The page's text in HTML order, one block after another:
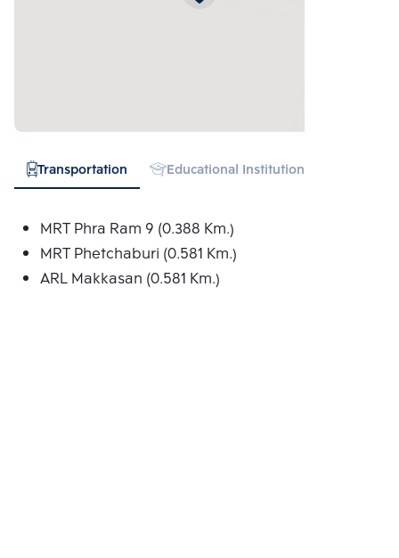
Transportation Educational Institution
MRT Phra Ram 9 (0.388 Km.)
MRT Phetchaburi (0.581 Km.)
ARL Makkasan (0.581 Km.)